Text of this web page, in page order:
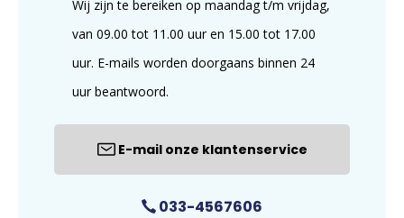
Wij zijn te bereiken op maandag t/m vrijdag,
van 09.00 tot 11.00 uur en 15.00 tot 17.00
uur. E-mails worden doorgaans binnen 24
uur beantwoord.
E-mail onze klantenservice
033-4567606